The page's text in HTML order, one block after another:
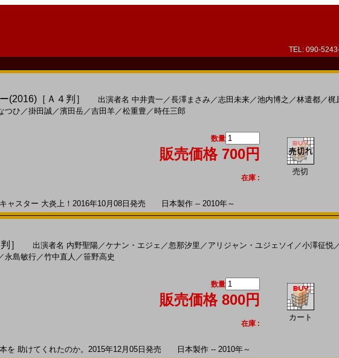
TEL: 090-
(2016)［Ａ４判］ 出演者名 中井貴一 ／長澤まさみ／志田未来／池内博之 ／林遣都／梶
つひ ／掛田誠／濱田岳／吉田羊／松重豊 ／ 時任三郎
数量
販売価格 700円
在庫 :
売切
ャスター 大炎上！2016年10月08日発売 日本製作 -- 2010年～
］ 出演者名 内野聖陽／ケナン・エジェ ／忽那汐里 ／ アリジャン・ユジェソイ ／小澤征悦
永島敏行／竹中直人 ／笹野高史
数量
販売価格 800円
在庫 :
カート
を 助けてくれたのか。2015年12月05日発売 日本製作 -- 2010年～